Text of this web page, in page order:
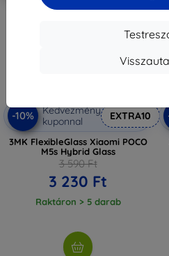
-10%
Kedvezmény
kuponnal
EXTRA10
3MK FlexibleGlass Xiaomi POCO
M5s Hybrid Glass
3 590 Ft
3 230 Ft
Raktáron > 5 darab